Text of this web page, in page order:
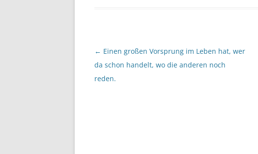
Beitragsnavigation
← Einen großen Vorsprung im Leben hat, wer
da schon handelt, wo die anderen noch
reden.